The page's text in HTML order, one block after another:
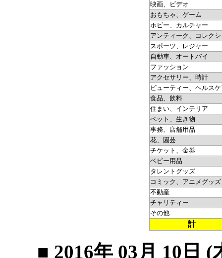
映画、ビデオ
おもちゃ、ゲーム
ホビー、カルチャー
アンティーク、コレク
スポーツ、レジャー
自動車、オートバイ
ファッション
アクセサリー、時計
ビューティー、ヘルス
食品、飲料
住まい、インテリア
ペット、生き物
事務、店舗用品
花、園芸
チケット、金券
ベビー用品
タレントグッズ
コミック、アニメグッズ
不動産
チャリティー
その他
計
■ 2016年 03月 10日